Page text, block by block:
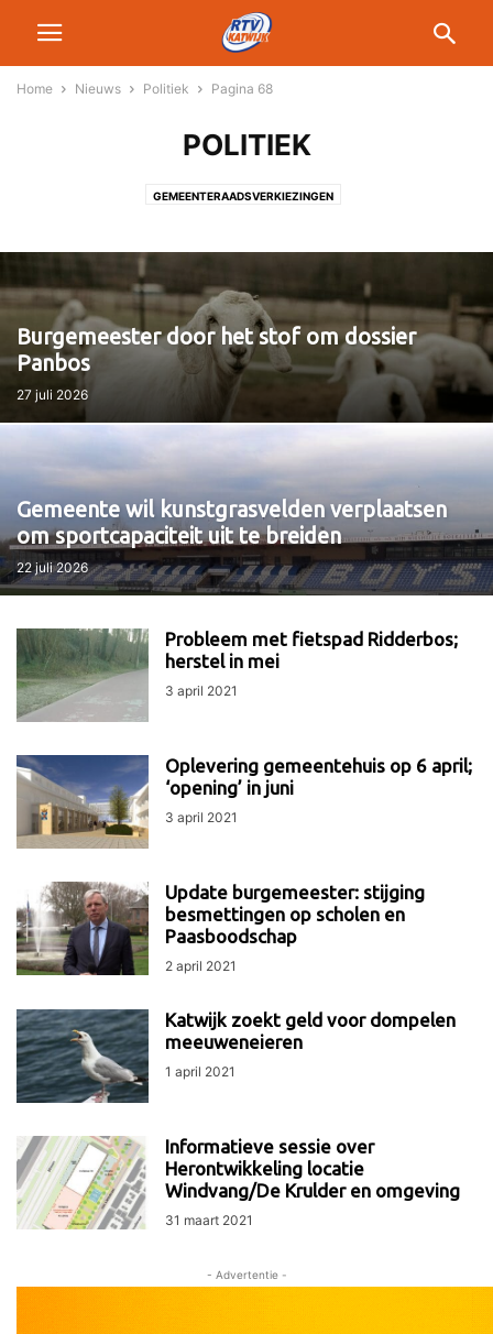
Home Nieuws Politiek Pagina 68
POLITIEK
GEMEENTERAADSVERKIEZINGEN
Burgemeester door het stof om dossier
Panbos
27 juli 2026
Gemeente wil kunstgrasvelden verplaatsen
om sportcapaciteit uit te breiden
22 juli 2026
Probleem met fietspad Ridderbos;
herstel in mei
3 april 2021
Oplevering gemeentehuis op 6 april;
‘opening’ in juni
3 april 2021
Update burgemeester: stijging
besmettingen op scholen en
Paasboodschap
2 april 2021
Katwijk zoekt geld voor dompelen
meeuweneieren
1 april 2021
Informatieve sessie over
Herontwikkeling locatie
Windvang/De Krulder en omgeving
31 maart 2021
- Advertentie -